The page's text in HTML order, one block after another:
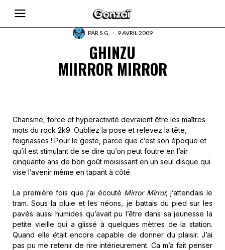
PARS.G. 9 AVRIL 2009
GHINZU
MIIRROR MIRROR
Charisme, force et hyperactivité devraient être les maîtres
mots du rock 2k9. Oubliez la pose et relevez la tête,
feignasses ! Pour le geste, parce que c’est son époque et
qu’il est stimulant de se dire qu’on peut foutre en l’air
cinquante ans de bon goût moisissant en un seul disque qui
vise l’avenir même en tapant à côté.
La première fois que j’ai écouté Mirror Mirror, j’attendais le
tram. Sous la pluie et les néons, je battais du pied sur les
pavés aussi humides qu’avait pu l’être dans sa jeunesse la
petite vieille qui a glissé à quelques mètres de la station.
Quand elle était encore capable de donner du plaisir. J’ai
pas pu me retenir de rire intérieurement. Ca m’a fait penser